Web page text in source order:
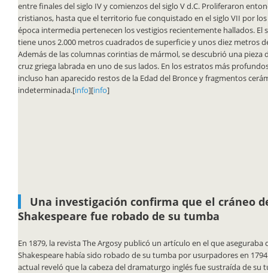
entre finales del siglo IV y comienzos del siglo V d.C. Proliferaron
cristianos, hasta que el territorio fue conquistado en el siglo VII por
época intermedia pertenecen los vestigios recientemente hallados. El
tiene unos 2.000 metros cuadrados de superficie y unos diez metros
Además de lascolumnas corintias de mármol, se descubrió una pieza
cruz griega labrada en uno de sus lados. En los estratos más
incluso han aparecido restos de la Edad del Bronce y fragmentos
indeterminada.[info][info]
Una investigación confirma que el cráneo
Shakespeare fue robado de su tumba
En 1879, la revista The Argosy publicó un artículo en el que aseguraba
Shakespeare había sido robado de su tumba por usurpadores en
actual reveló que la cabeza del dramaturgo inglés fue sustraída de su